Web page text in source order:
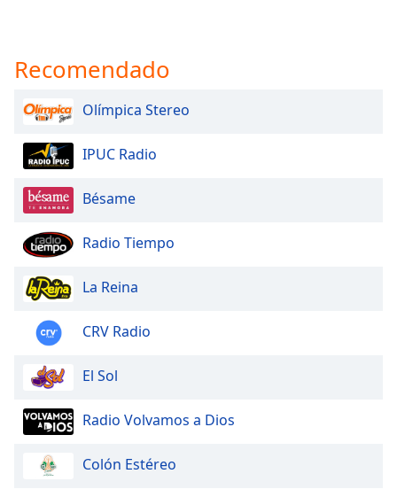
Recomendado
Olímpica Stereo
IPUC Radio
Bésame
Radio Tiempo
La Reina
CRV Radio
El Sol
Radio Volvamos a Dios
Colón Estéreo